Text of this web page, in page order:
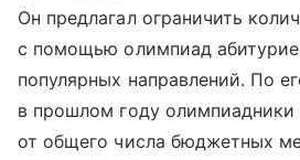
Он предлагал ограничить
с помощью олимпиад
популярных направлений. По
в прошлом году олимпиадники
от общего числа бюджетных